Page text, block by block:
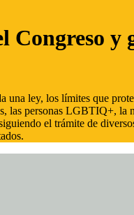
una ley, los límites que
las personas LGBTIQ+,
el trámite de